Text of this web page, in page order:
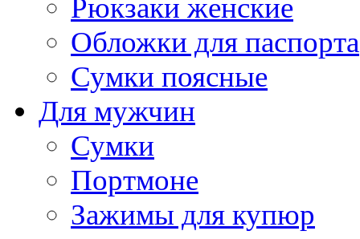
Рюкзаки женские
Обложки для паспорта
Сумки поясные
Для мужчин
Сумки
Портмоне
Зажимы для купюр